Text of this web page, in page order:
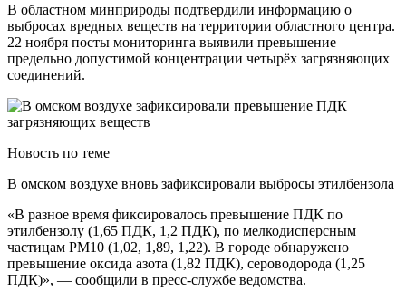
В областном минприроды подтвердили информацию о
выбросах вредных веществ на территории областного центра.
22 ноября посты мониторинга выявили превышение
предельно допустимой концентрации четырёх загрязняющих
соединений.
Новость по теме
В омском воздухе вновь зафиксировали выбросы этилбензола
«В разное время фиксировалось превышение ПДК по
этилбензолу (1,65 ПДК, 1,2 ПДК), по мелкодисперсным
частицам РМ10 (1,02, 1,89, 1,22). В городе обнаружено
превышение оксида азота (1,82 ПДК), сероводорода (1,25
ПДК)», — сообщили в пресс-службе ведомства.